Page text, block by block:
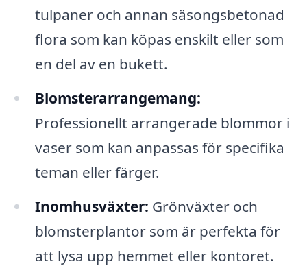
tulpaner och annan säsongsbetonad
flora som kan köpas enskilt eller som
en del av en bukett.
Blomsterarrangemang:
Professionellt arrangerade blommor i
vaser som kan anpassas för specifika
teman eller färger.
Inomhusväxter: Grönväxter och
blomsterplantor som är perfekta för
att lysa upp hemmet eller kontoret.